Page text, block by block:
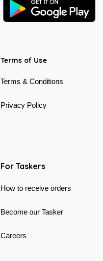
Terms of Use
Terms & Conditions
Privacy Policy
For Taskers
How to receive orders
Become our Tasker
Careers